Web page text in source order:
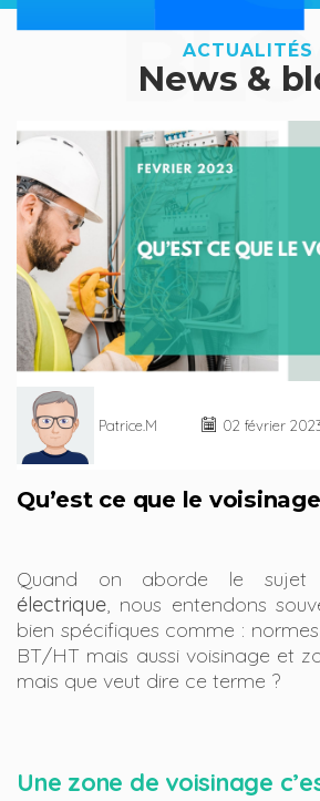
ACTUALITÉS
News &
Patrice.M 02 février
Qu’est ce que le
Quand on aborde le sujet
électrique, nous entendons
bien spécifiques comme :
BT/HT mais aussi voisinage et
mais que veut dire ce terme ?
Une zone de voisinage